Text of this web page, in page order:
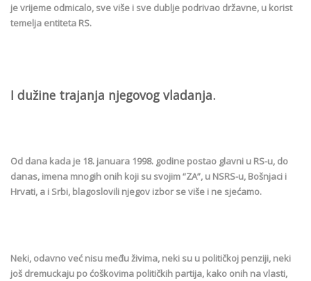
je vrijeme odmicalo, sve više i sve dublje podrivao državne, u korist
temelja entiteta RS.
I dužine trajanja njegovog vladanja.
Od dana kada je 18. januara 1998. godine postao glavni u RS-u, do
danas, imena mnogih onih koji su svojim “ZA”, u NSRS-u, Bošnjaci i
Hrvati, a i Srbi, blagoslovili njegov izbor se više i ne sjećamo.
Neki, odavno već nisu među živima, neki su u političkoj penziji, neki
još dremuckaju po ćoškovima političkih partija, kako onih na vlasti,